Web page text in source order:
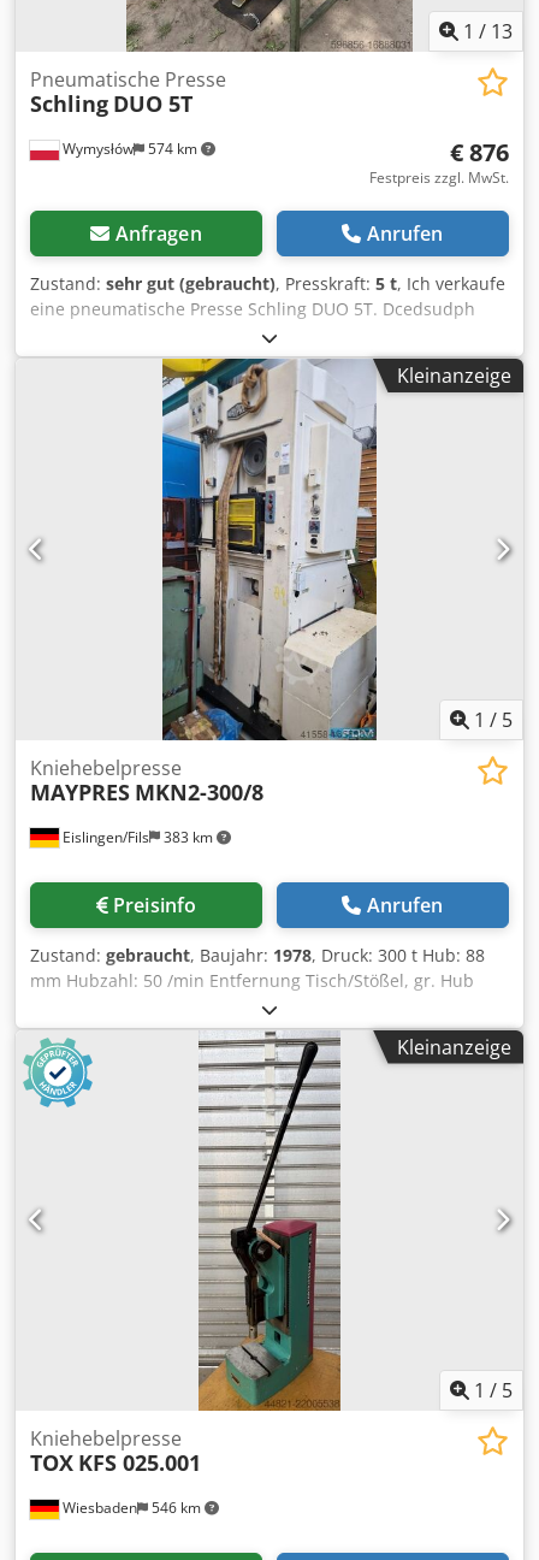
1 / 13
Wymysłów 574 km
Pneumatische Presse
Schling DUO 5T
€ 876
Festpreis zzgl. MwSt.
Anfragen Anrufen
Zustand: sehr gut (gebraucht), Presskraft: 5 t, Ich verkaufe
eine pneumatische Presse Schling DUO 5T. Dcedsudph
Kleinanzeige
1 / 5
Eislingen/Fils 383 km
Kniehebelpresse
MAYPRES MKN2-300/8
Preisinfo Anrufen
Zustand: gebraucht, Baujahr: 1978, Druck: 300 t Hub: 88
mm Hubzahl: 50 /min Entfernung Tisch/Stößel, gr. Hub
oben, Verst. oben: 380 mm Tischfläche: 700 x 450 mm
Tischhöhe über Flur: 790 mm Durchgang zw.
Körperwänden: 480 mm Stößelfläche: 480 x 470 mm
Stößelverstellung: 40 mm Antriebsleistung: 5,5 kW
Gewicht: 8,4 t Raumbedarf (BxTxH): 2,0 x 1,6 x 3,3 m Dies
ist eine 300 t Maypres Kniehebelpresse Druck 300 t
Ständerweite 480 mm Hub 88 mm Einbauhöhe 380 mm
Stößelverstellung 40 mm Hubzahl 50 Hub/min Tischfläche
700 x 450 mm Stößelfläche 480 x 470 mm Antriebsleistung
5,5 kW Djdpfx Abjt Hmlko Ujck Raumbedarf ca. 2,0 x 1,6 x
3,3 m Steuerung konventionell
Kleinanzeige
1 / 5
Wiesbaden 546 km
Kniehebelpresse
TOX KFS 025.001